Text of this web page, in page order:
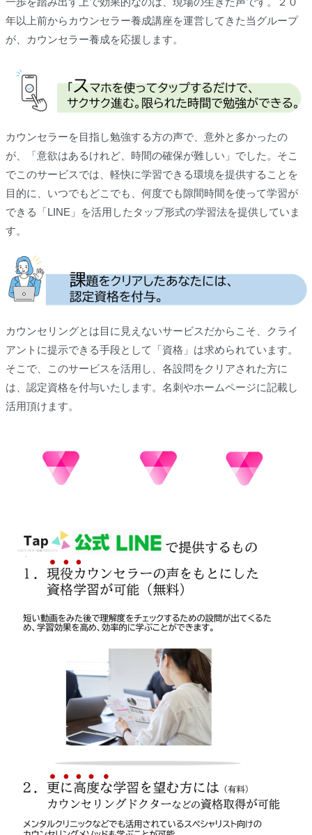
年以上前からカウンセラー養成講座を運営してきた当グループ
が、カウンセラー養成を応援します。
カウンセラーを目指し勉強する方の声で、意外と多かったの
が、「意欲はあるけれど、時間の確保が難しい」でした。そこ
でこのサービスでは、軽快に学習できる環境を提供することを
目的に、いつでもどこでも、何度でも隙間時間を使って学習が
できる「LINE」を活用したタップ形式の学習法を提供していま
す。
カウンセリングとは目に見えないサービスだからこそ、クライ
アントに提示できる手段として「資格」は求められています。
そこで、このサービスを活用し、各設問をクリアされた方に
は、認定資格を付与いたします。名刺やホームページに記載し
活用頂けます。